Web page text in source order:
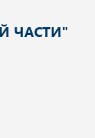
ЧАСТИ"